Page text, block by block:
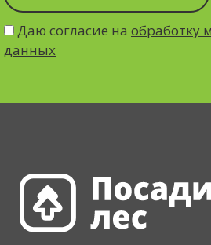
Даю согласие на обработку
данных